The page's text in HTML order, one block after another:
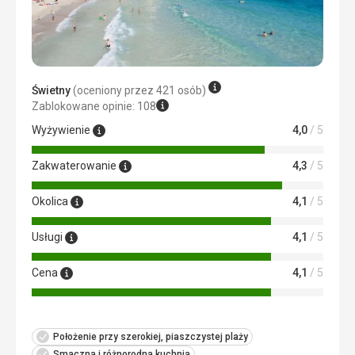
Do przyjęcia
Ta recenzja została automatycznie przetłumaczona za
pomocą Google Translate
Świetny(oceniony przez 421 osób)
Zablokowane opinie: 108
Wyżywienie
4,0 / 5
Zakwaterowanie 4,3 / 5
Okolica 4,1 / 5
Usługi 4,1 / 5
Cena 4,1 / 5
Położenie przy szerokiej, piaszczystej plaży